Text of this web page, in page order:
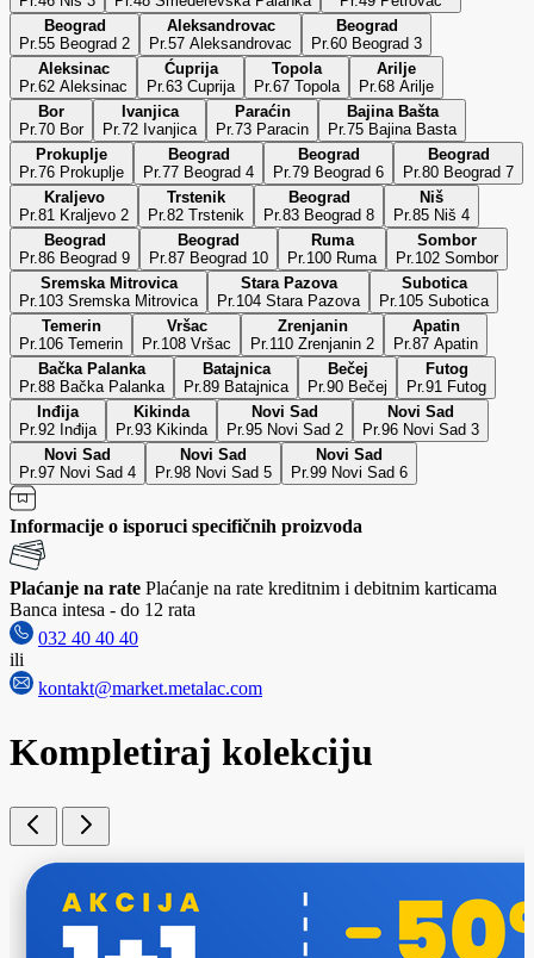
Beograd
Pr.55 Beograd 2
Aleksandrovac
Pr.57 Aleksandrovac
Beograd
Pr.60 Beograd 3
Aleksinac
Pr.62 Aleksinac
Ćuprija
Pr.63 Cuprija
Topola
Pr.67 Topola
Arilje
Pr.68 Arilje
Bor
Pr.70 Bor
Ivanjica
Pr.72 Ivanjica
Paraćin
Pr.73 Paracin
Bajina Bašta
Pr.75 Bajina Basta
Prokuplje
Pr.76 Prokuplje
Beograd
Pr.77 Beograd 4
Beograd
Pr.79 Beograd 6
Beograd
Pr.80 Beograd 7
Kraljevo
Pr.81 Kraljevo 2
Trstenik
Pr.82 Trstenik
Beograd
Pr.83 Beograd 8
Niš
Pr.85 Niš 4
Beograd
Pr.86 Beograd 9
Beograd
Pr.87 Beograd 10
Ruma
Pr.100 Ruma
Sombor
Pr.102 Sombor
Sremska Mitrovica
Pr.103 Sremska Mitrovica
Stara Pazova
Pr.104 Stara Pazova
Subotica
Pr.105 Subotica
Temerin
Pr.106 Temerin
Vršac
Pr.108 Vršac
Zrenjanin
Pr.110 Zrenjanin 2
Apatin
Pr.87 Apatin
Bačka Palanka
Pr.88 Bačka Palanka
Batajnica
Pr.89 Batajnica
Bečej
Pr.90 Bečej
Futog
Pr.91 Futog
Inđija
Pr.92 Inđija
Kikinda
Pr.93 Kikinda
Novi Sad
Pr.95 Novi Sad 2
Novi Sad
Pr.96 Novi Sad 3
Novi Sad
Pr.97 Novi Sad 4
Novi Sad
Pr.98 Novi Sad 5
Novi Sad
Pr.99 Novi Sad 6
Informacije o isporuci specifičnih proizvoda
Plaćanje na rate Plaćanje na rate kreditnim i debitnim karticama
Banca intesa - do 12 rata
032 40 40 40
ili
kontakt@market.metalac.com
Kompletiraj kolekciju